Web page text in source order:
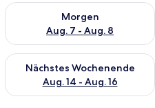
Nacht, Aug. 6 - Aug. 7.
Morgen
Aug. 7 - Aug. 8
Überprüfe die Verfügbarkeit
Wochenende, Aug. 7
Nächstes Wochenende
Aug. 14 - Aug. 16
Überprüfe die Verfügbarkeit